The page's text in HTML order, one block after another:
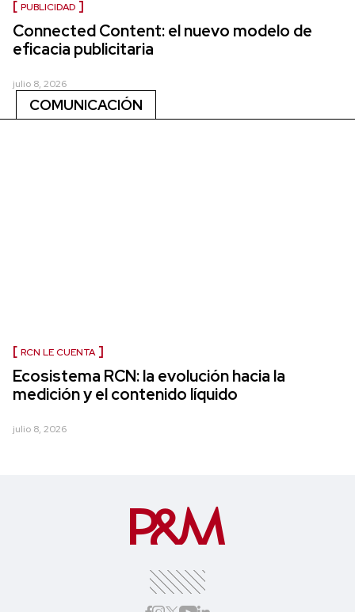
PUBLICIDAD
Connected Content: el nuevo modelo de
eficacia publicitaria
julio 8, 2026
COMUNICACIÓN
RCN LE CUENTA
Ecosistema RCN: la evolución hacia la
medición y el contenido líquido
julio 8, 2026